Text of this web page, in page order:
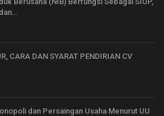
CARA DAN SYARAT PENDIRIAN CV
dan Persaingan Usaha Menurut UU